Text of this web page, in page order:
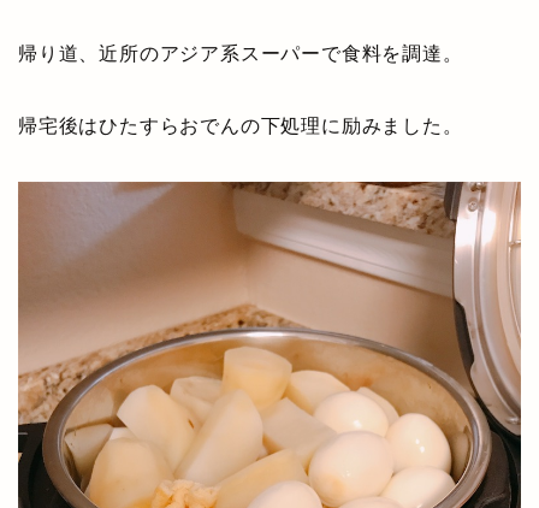
帰り道、近所のアジア系スーパーで食料を調達。
帰宅後はひたすらおでんの下処理に励みました。